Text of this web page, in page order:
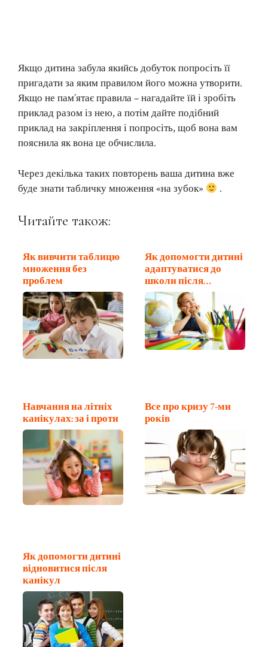
Якщо дитина забула якийсь добуток попросіть її
пригадати за яким правилом його можна утворити.
Якщо не пам’ятає правила – нагадайте їй і зробіть
приклад разом із нею, а потім дайте подібний
приклад на закріплення і попросіть, щоб вона вам
пояснила як вона це обчислила.
Через декілька таких повторень ваша дитина вже
буде знати табличку множення «на зубок»
.
Читайте також:
Як вивчити таблицю
множення без
проблем
Як допомогти дитині
адаптуватися до
школи після…
Навчання на літніх
канікулах: за і проти
Все про кризу 7-ми
років
Як допомогти дитині
відновитися після
канікул